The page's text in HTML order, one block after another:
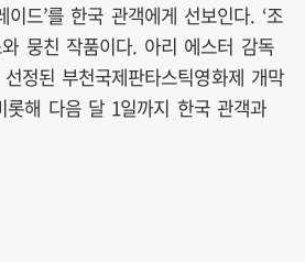
드’를 한국 관객에게 선보인다. ‘조
뭉친 작품이다. 아리 에스터 감독
정된 부천국제판타스틱영화제 개막
롯해 다음 달 1일까지 한국 관객과